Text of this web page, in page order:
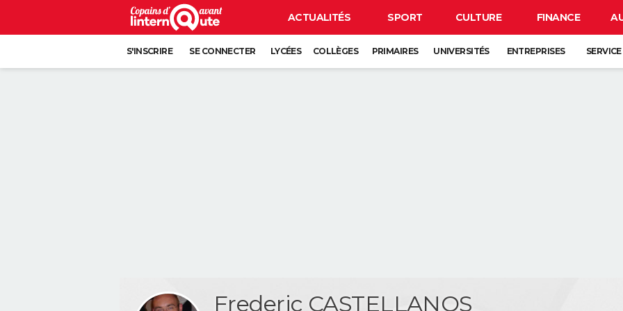
ACTUALITÉS SPORT CULTURE FINANCE
S'INSCRIRE SE CONNECTER LYCÉES COLLÈGES PRIMAIRES UNIVERSITÉS ENTREPRISES
Frederic CASTELLANOS